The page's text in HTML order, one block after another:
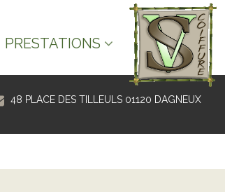
PRESTATIONS
48 PLACE DES TILLEULS 01120 DAGNEUX